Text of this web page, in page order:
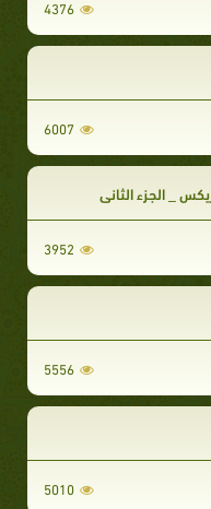
4376
6007
_ الجزء الثاني
3952
5556
5010